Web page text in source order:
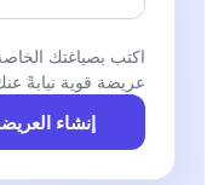
اكتب بصياغتك
عريضة قوية نيابةً
إنشاء